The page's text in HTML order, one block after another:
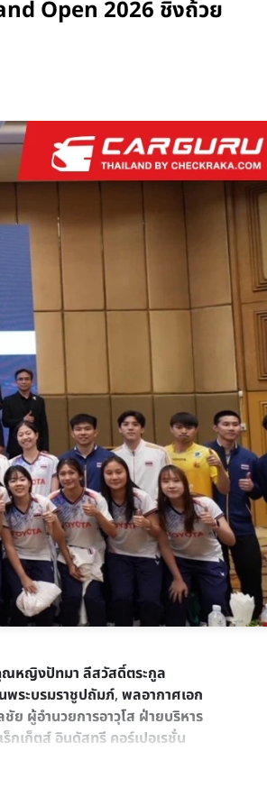
Open 2026 ชิงถ้วย
หญิงปัทมา ลีสวัสดิ์ตระกูล
พระบรมราชูปถัมภ์, พลอากาศเอก
ผู้อำนวยการอาวุโส ฝ่ายบริหาร
กเก็ตส์ อินดัสทรี คอร์เปอเรชั่น